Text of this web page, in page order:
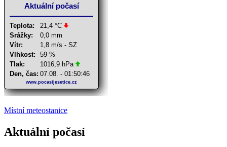
Místní meteostanice
Aktuální počasí